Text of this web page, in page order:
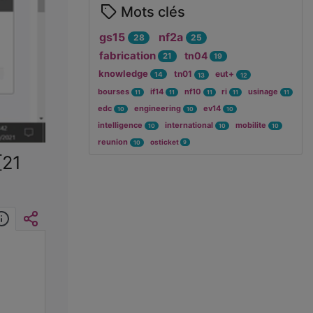
[21
Informations
Mots clés
gs15 28 nf2a 25
fabrication 21 tn04 19
knowledge 14 tn01 13 eut+ 12
bourses 11 if14 11 nf10 11 ri 11 usinage 11
edc 10 engineering 10 ev14 10
intelligence 10 international 10 mobilite 10
reunion 10 osticket 9